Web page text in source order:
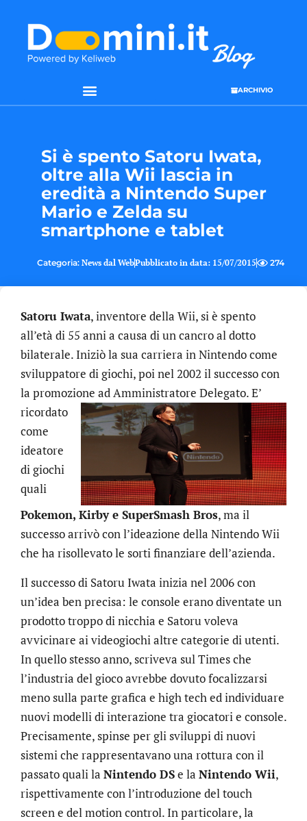
ARCHIVIO
Si è spento Satoru Iwata,
oltre alla Wii lascia in
eredità a Nintendo Super
Mario e Zelda su
smartphone e tablet
Categoria: News dal WebPubblicato in data: 15/07/2015 274
Satoru Iwata, inventore della Wii, si è spento
all’età di 55 anni a causa di un cancro al dotto
bilaterale. Iniziò la sua carriera in Nintendo come
sviluppatore di giochi, poi nel 2002 il successo con
la promozione ad Amministratore Delegato. E’
ricordato
come
ideatore
di giochi
quali
Pokemon, Kirby e SuperSmash Bros, ma il
successo arrivò con l’ideazione della Nintendo Wii
che ha risollevato le sorti finanziare dell’azienda.
Il successo di Satoru Iwata inizia nel 2006 con
un’idea ben precisa: le console erano diventate un
prodotto troppo di nicchia e Satoru voleva
avvicinare ai videogiochi altre categorie di utenti.
In quello stesso anno, scriveva sul Times che
l’industria del gioco avrebbe dovuto focalizzarsi
meno sulla parte grafica e high tech ed individuare
nuovi modelli di interazione tra giocatori e console.
Precisamente, spinse per gli sviluppi di nuovi
sistemi che rappresentavano una rottura con il
passato quali la Nintendo DSe la Nintendo Wii,
rispettivamente con l’introduzione del touch
screen e del motion control. In particolare, la